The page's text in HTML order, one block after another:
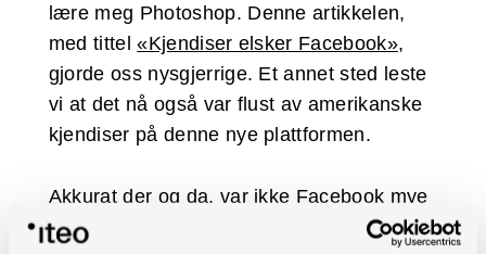
lære meg Photoshop. Denne artikkelen,
med tittel«Kjendiser elsker Facebook»,
gjorde oss nysgjerrige. Et annet sted leste
vi at det nå også var flust av amerikanske
kjendiser på denne nye plattformen.
Akkurat der og da, var ikke Facebook mye
annerledes enn Biip.no, eller Nettby. Slike